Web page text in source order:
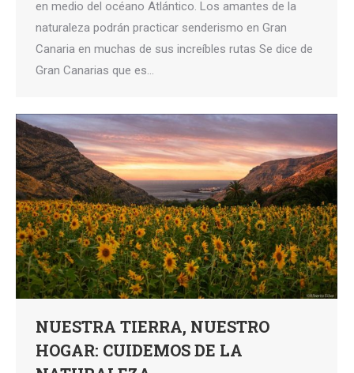
en medio del océano Atlántico. Los amantes de la
naturaleza podrán practicar senderismo en Gran
Canaria en muchas de sus increíbles rutas Se dice de
Gran Canarias que es…
NUESTRA TIERRA, NUESTRO
HOGAR: CUIDEMOS DE LA